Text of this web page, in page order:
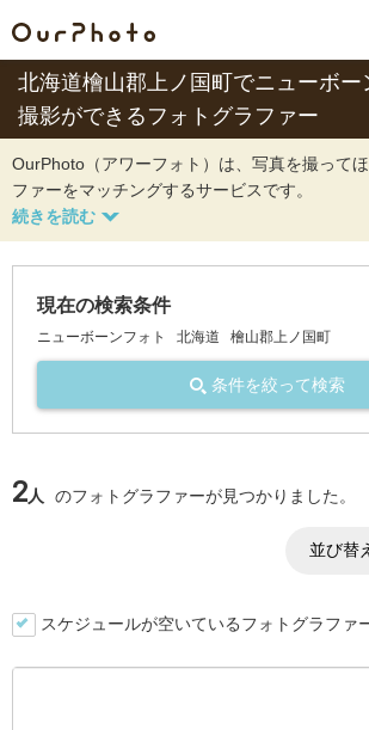
北海道檜山郡上ノ国町でニューボー
撮影ができるフォトグラファー
OurPhoto（アワーフォト）は、写真を撮って
ファーをマッチングするサービスです。
現在の検索条件
ニューボーンフォト 北海道 檜山郡上ノ国町
条件を絞って検索
2人 のフォトグラファーが見つかりました。
並び替
スケジュールが空いているフォトグラファ